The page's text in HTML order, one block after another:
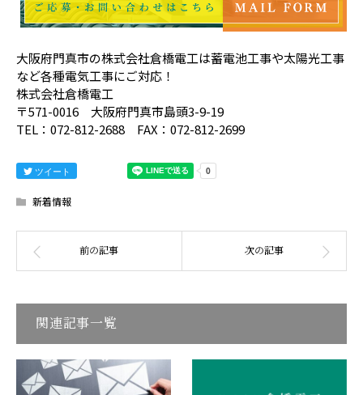
大阪府門真市の株式会社倉橋電工は蓄電池工事や太陽光工事
など各種電気工事にご対応！
株式会社倉橋電工
〒571-0016 大阪府門真市島頭3-9-19
TEL：072-812-2688 FAX：072-812-2699
ツイート
新着情報
関連記事一覧